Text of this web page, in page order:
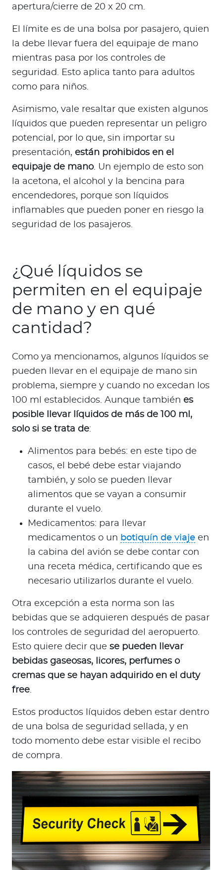
apertura/cierre de 20 x 20 cm.
El límite es de una bolsa por pasajero, quien
la debe llevar fuera del equipaje de mano
mientras pasa por los controles de
seguridad. Esto aplica tanto para adultos
como para niños.
Asimismo, vale resaltar que existen algunos
líquidos que pueden representar un peligro
potencial, por lo que, sin importar su
presentación, están prohibidos en el
equipaje de mano. Un ejemplo de esto son
la acetona, el alcohol y la bencina para
encendedores, porque son líquidos
inflamables que pueden poner en riesgo la
seguridad de los pasajeros.
¿Qué líquidos se
permiten en el equipaje
de mano y en qué
cantidad?
Como ya mencionamos, algunos líquidos se
pueden llevar en el equipaje de mano sin
problema, siempre y cuando no excedan los
100 ml establecidos. Aunque también es
posible llevar líquidos de más de 100 ml,
solo si se trata de:
Alimentos para bebés: en este tipo de
casos, el bebé debe estar viajando
también, y solo se pueden llevar
alimentos que se vayan a consumir
durante el vuelo.
Medicamentos: para llevar
medicamentos o un botiquín de viaje en
la cabina del avión se debe contar con
una receta médica, certificando que es
necesario utilizarlos durante el vuelo.
Otra excepción a esta norma son las
bebidas que se adquieren después de pasar
los controles de seguridad del aeropuerto.
Esto quiere decir que se pueden llevar
bebidas gaseosas, licores, perfumes o
cremas que se hayan adquirido en el duty
free.
Estos productos líquidos deben estar dentro
de una bolsa de seguridad sellada, y en
todo momento debe estar visible el recibo
de compra.